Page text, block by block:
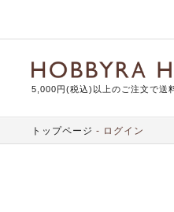
5,000円(税込)以上のご注文で送
トップページ ログイン